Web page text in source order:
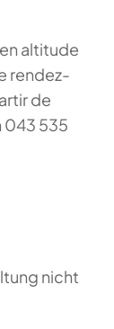
altitude
rendez-
de
043 535
nicht